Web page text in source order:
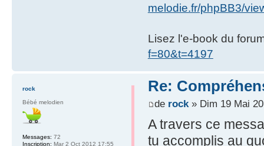
melodie.fr/phpBB3/
Lisez l'e-book du
f=80&t=4197
Re:
de rock» Dim 19 Mai
A travers ce
tu accomplis au
rock
Bébé melodien
Messages: 72
Inscription: Mar 2 Oct 2012 17:55